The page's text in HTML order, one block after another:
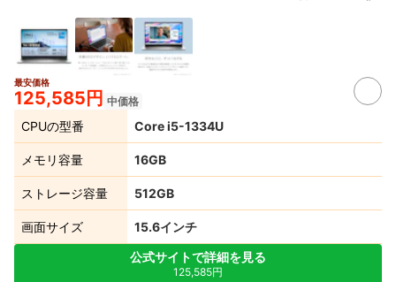
最安価格
125,585円 中価格
CPUの型番 Core i5-1334U
メモリ容量 16GB
ストレージ容量 512GB
画面サイズ
15.6インチ
公式サイトで詳細を見る
125,585円